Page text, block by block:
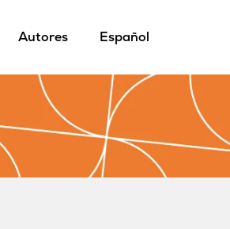
Autores Español